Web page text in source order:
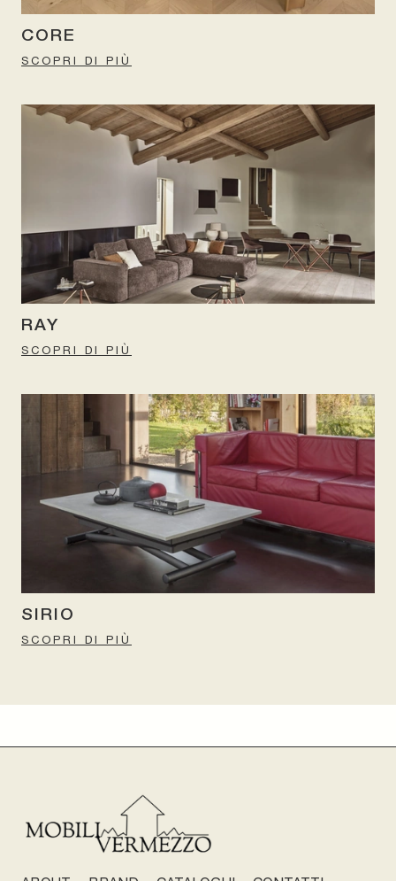
CORE
SCOPRI DI PIÙ
RAY
SCOPRI DI PIÙ
SIRIO
SCOPRI DI PIÙ